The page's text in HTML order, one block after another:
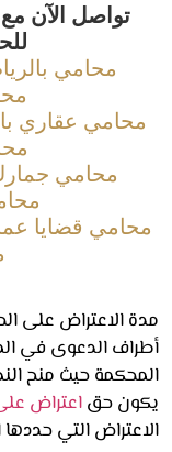
تواصل الآن مع
محامي بالرياض
عقاري
محامي جمارك
قضايا عمالية
الاعتراض على
الدعوى في المحكمة
حيث منح النظام
حقاعتراض على
التي حددها